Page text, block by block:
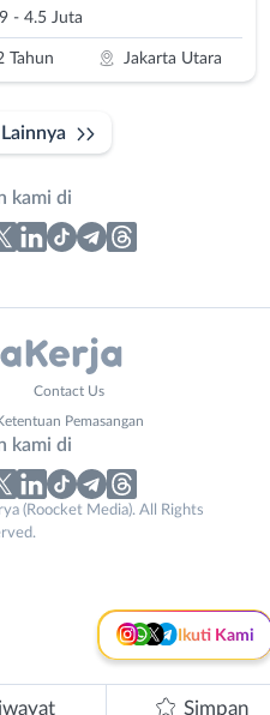
- 4.5 Juta
Tahun Jakarta Utara
kami di
Ikuti Kami
Twitter
Simpan
Contact Us
Pemasangan
kami di
(Roocket Media). All Rights